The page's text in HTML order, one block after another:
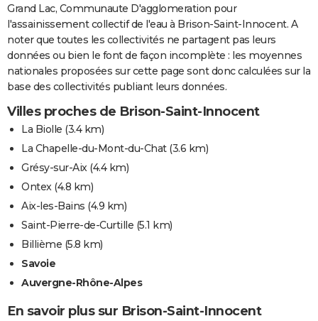
Grand Lac, Communaute D'agglomeration pour
l'assainissement collectif de l'eau à Brison-Saint-Innocent. A
noter que toutes les collectivités ne partagent pas leurs
données ou bien le font de façon incomplète : les moyennes
nationales proposées sur cette page sont donc calculées sur la
base des collectivités publiant leurs données.
Villes proches de Brison-Saint-Innocent
La Biolle (3.4 km)
La Chapelle-du-Mont-du-Chat(3.6 km)
Grésy-sur-Aix(4.4 km)
Ontex(4.8 km)
Aix-les-Bains (4.9 km)
Saint-Pierre-de-Curtille (5.1 km)
Billième (5.8 km)
Savoie
Auvergne-Rhône-Alpes
En savoir plus sur Brison-Saint-Innocent